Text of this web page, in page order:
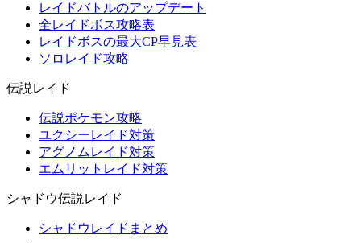
レイドバトルのアップデート
全レイドボス攻略表
レイドボスの最大CP早見表
ソロレイド攻略
伝説レイド
伝説ポケモン攻略
ユクシーレイド対策
アグノムレイド対策
エムリットレイド対策
シャドウ伝説レイド
シャドウレイドまとめ